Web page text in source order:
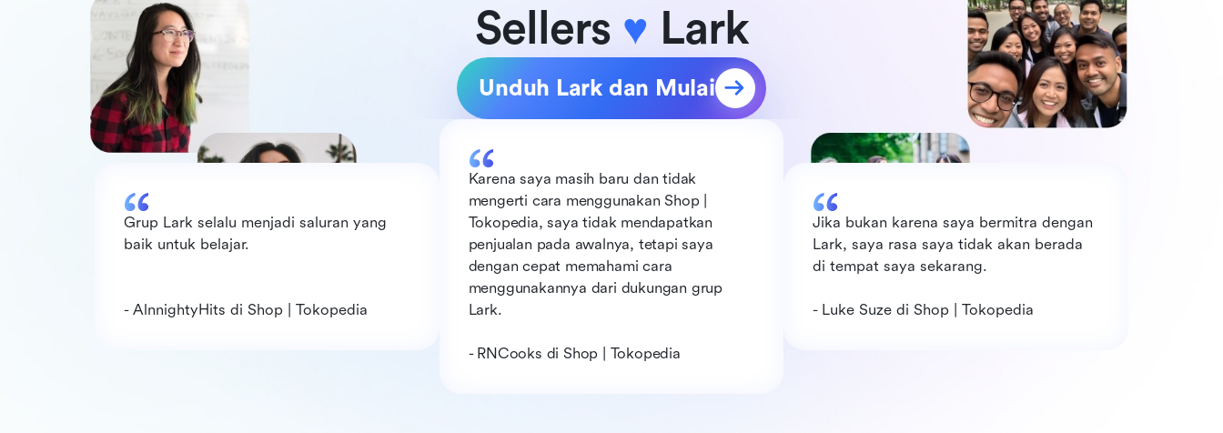
Sellers ♥ Lark
Unduh Lark dan Mulai
Grup Lark selalu menjadi saluran yang
baik untuk belajar.
- AlnnightyHits di Shop | Tokopedia
Karena saya masih baru dan tidak
mengerti cara menggunakan Shop |
Tokopedia, saya tidak mendapatkan
penjualan pada awalnya, tetapi saya
dengan cepat memahami cara
menggunakannya dari dukungan grup
Lark.
- RNCooks di Shop | Tokopedia
Jika bukan karena saya bermitra dengan
Lark, saya rasa saya tidak akan berada
di tempat saya sekarang.